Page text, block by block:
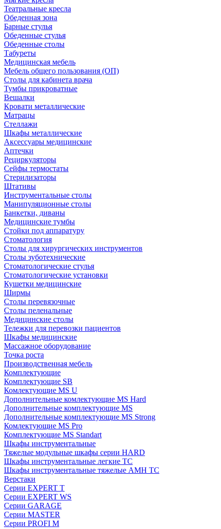
Театральные кресла
Обеденная зона
Барные стулья
Обеденные стулья
Обеденные столы
Табуреты
Медицинская мебель
Мебель общего пользования (ОП)
Столы для кабинета врача
Тумбы прикроватные
Вешалки
Кровати металлические
Матрацы
Стеллажи
Шкафы металлические
Аксессуары медицинские
Аптечки
Рециркуляторы
Сейфы термостаты
Стерилизаторы
Штативы
Инструментальные столы
Манипуляционные столы
Банкетки, диваны
Медицинские тумбы
Стойки под аппаратуру
Стоматология
Столы для хирургических инструментов
Столы зуботехнические
Стоматологические стулья
Стоматологические установки
Кушетки медицинские
Ширмы
Столы перевязочные
Столы пеленальные
Медицинские столы
Тележки для перевозки пациентов
Шкафы медицинские
Массажное оборудование
Точка роста
Производственная мебель
Комплектующие
Комплектующие SB
Комлектующие MS U
Дополнительные комлектующие MS Hard
Дополнительные комплектующие MS
Дополнительные комплектующие MS Strong
Комлектующие MS Pro
Комплектующие MS Standart
Шкафы инструментальные
Тяжелые модульные шкафы серии HARD
Шкафы инструментальные легкие ТС
Шкафы инструментальные тяжелые AMH TC
Верстаки
Серии EXPERT T
Серии EXPERT WS
Серии GARAGE
Серии MASTER
Серии PROFI M